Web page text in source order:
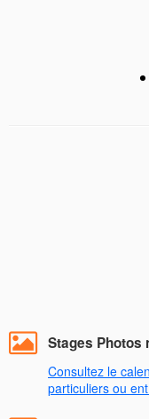
Stages Photos
Consultez le
particuliers ou